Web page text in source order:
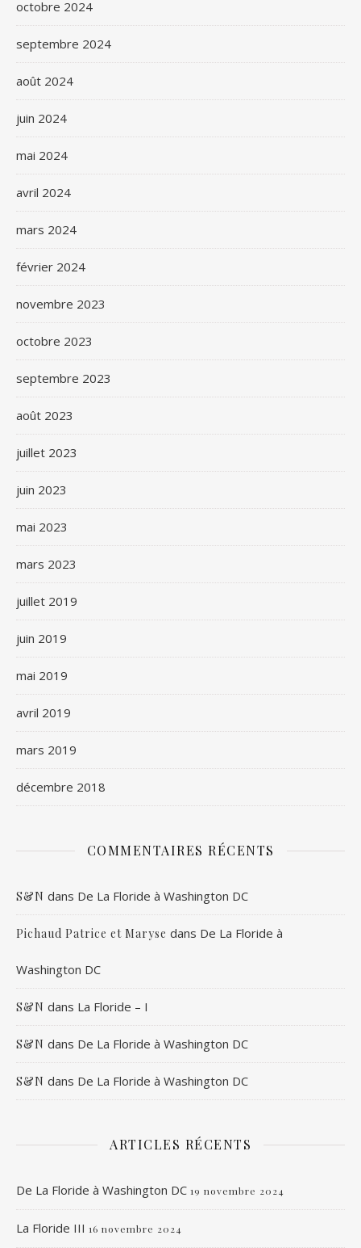
octobre 2024
septembre 2024
août 2024
juin 2024
mai 2024
avril 2024
mars 2024
février 2024
novembre 2023
octobre 2023
septembre 2023
août 2023
juillet 2023
juin 2023
mai 2023
mars 2023
juillet 2019
juin 2019
mai 2019
avril 2019
mars 2019
décembre 2018
COMMENTAIRES RÉCENTS
S&N dans De La Floride à Washington DC
Pichaud Patrice et Maryse dans De La Floride à
Washington DC
S&N dans La Floride – I
S&N dans De La Floride à Washington DC
S&N dans De La Floride à Washington DC
ARTICLES RÉCENTS
De La Floride à Washington DC 19 novembre 2024
La Floride III 16 novembre 2024